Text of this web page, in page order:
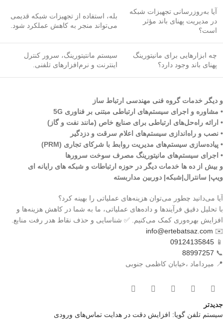
آیا به‌روزرسانی تجهیزات شبکه
در مدیریت پهنای باند مؤثر
است؟
بله، استفاده از تجهیزات شبکه قدیمی
می‌تواند منجر به کاهش عملکرد شود.
چه ابزارهایی برای مانیتورینگ
پهنای باند وجود دارد؟
سیستم مانتیتورینگ، سرور کنترل
اینترنت و نرم‌افزارهای تلفنی.
و دیگر خدمات گروه فنی مهندسی ارتباط ساز
• مشاوره و اجرای سیستم‌های ارتباطی مبتنی بر فناوری 5G
• ارائه راه‌حل‌های ارتباطی برای صنایع خاص (مانند نفت و گاز)
• نصب و راه‌اندازی سیستم‌های اعلام سرقت و دزدگیر
• پیاده‌سازی سیستم‌های مدیریت روابط با شرکای تجاری (PRM)
• اجرای سیستم‌های مانیتورینگ مصرف سوخت سرورها
و بیش از ده ها خدمات دیگر در حوزه ارتباطات و شبکه های رایانه ای
ویپ| سانترال|شبکه| دوربین مداربسته
آیا می‌دانید چطور می‌توان هزینه‌های عملیاتی را بهینه کرد؟
با تحلیل دقیق فرآیندها و داده‌های عملیاتی، ما به شما در کاهش هزینه‌ها و
افزایش بهره‌وری کمک می‌کنیم. ✅ شناسایی و حذف نقاط هدر رفت منابع.
✉️
info@ertebatsaz.com
📱
09124135845
📞
88997257
📍 میرداماد ،خیابان کاظمی جنوبی
جدیدتر
سیستم تلفن گویا: افزایش دقت در هدایت تماس‌های ورودی